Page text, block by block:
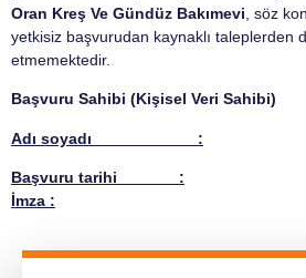
Oran Kreş Ve Gündüz Bakımevi , söz
yetkisiz başvurudan kaynaklı taleplerden
etmemektedir.
Başvuru Sahibi (Kişisel Veri Sahibi)
Adı soyadı :
Başvuru tarihi :
İmza :